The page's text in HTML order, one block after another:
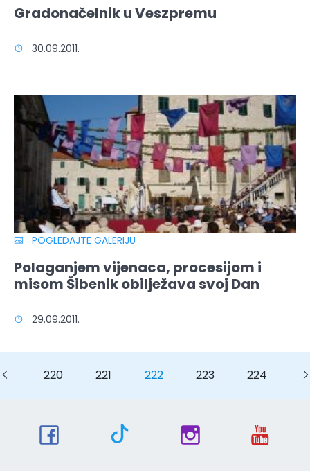
Gradonačelnik u Veszpremu
30.09.2011.
POGLEDAJTE GALERIJU
Polaganjem vijenaca, procesijom i
misom Šibenik obilježava svoj Dan
29.09.2011.
Previous
220 221 222 223 224